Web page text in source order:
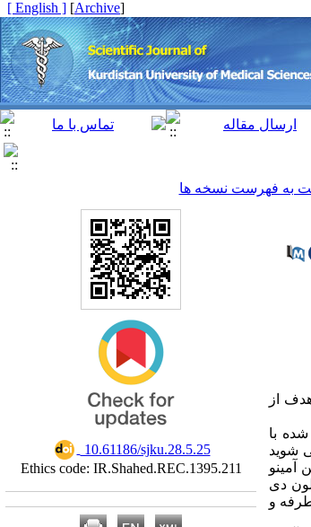
[
Archive
]
[ English ]
به فهرست نسخه ها
از
درمان شده با
شوید
آمینو
دی
و
‎ 10.61186/sjku.28.5.25
Ethics code: IR.Shahed.REC.1395.211